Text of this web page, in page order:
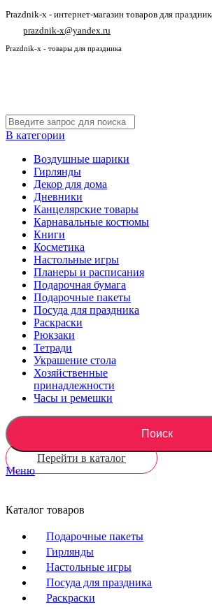
Prazdnik-x - интернет-магазин товаров для
prazdnik-x@yandex.ru
Prazdnik-x - товары для праздника
В категории
Воздушные шарики
Гирлянды
Декор для дома
Дневники
Канцелярские товары
Карнавальные костюмы
Книги
Косметика
Настольные игры
Планеры и расписания
Подарочная бумага
Подарочные пакеты
Посуда для праздника
Раскраски
Рюкзаки
Тетради
Украшение стола
Хозяйственные
принадлежности
Часы и ремешки
Поиск
Перейти в каталог
Меню
Каталог товаров
Подарочные пакеты
Гирлянды
Настольные игры
Посуда для праздника
Раскраски